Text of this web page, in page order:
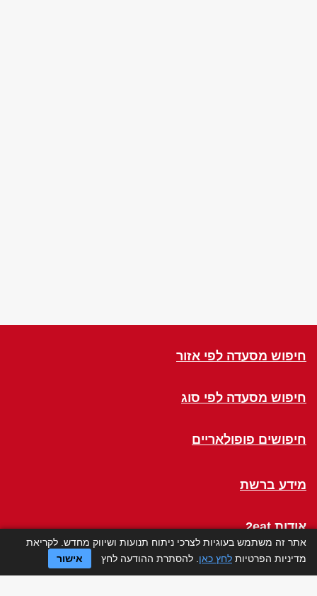
חיפוש מסעדה לפי אזור
חיפוש מסעדה לפי סוג
חיפושים פופולאריים
מידע ברשת
אודות 2eat
Click a Table
אתר זה משתמש בעוגיות לצרכי ניתוח תנועות ושיווק מחדש. לקריאת
מדיניות הפרטיות לחץ כאן . להסתרת ההודעה לחץ אישור